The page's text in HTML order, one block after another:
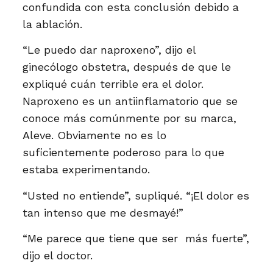
confundida con esta conclusión debido a
la ablación.
“Le puedo dar naproxeno”, dijo el
ginecólogo obstetra, después de que le
expliqué cuán terrible era el dolor.
Naproxeno es un antiinflamatorio que se
conoce más comúnmente por su marca,
Aleve. Obviamente no es lo
suficientemente poderoso para lo que
estaba experimentando.
“Usted no entiende”, supliqué. “¡El dolor es
tan intenso que me desmayé!”
“Me parece que tiene que ser más fuerte”,
dijo el doctor.